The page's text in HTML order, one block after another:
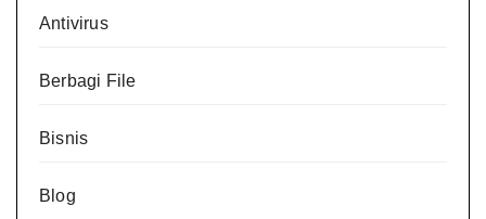
Antivirus
Berbagi File
Bisnis
Blog